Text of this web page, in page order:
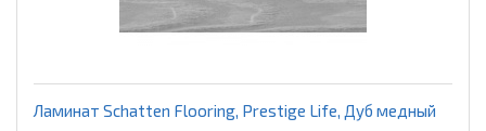
Ламинат Schatten Flooring, Prestige Life, Дуб медный